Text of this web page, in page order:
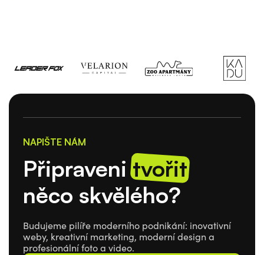
NAPIŠTE NÁM
Připravenitvořit
něco skvělého?
Budujeme pilíře moderního podnikání: inovativní
weby, kreativní marketing, moderní design a
profesionální foto a video.